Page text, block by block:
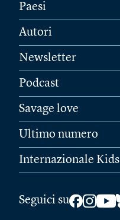
Paesi
Autori
Newsletter
Podcast
Savage love
Ultimo numero
Internazionale Kids
Seguici su